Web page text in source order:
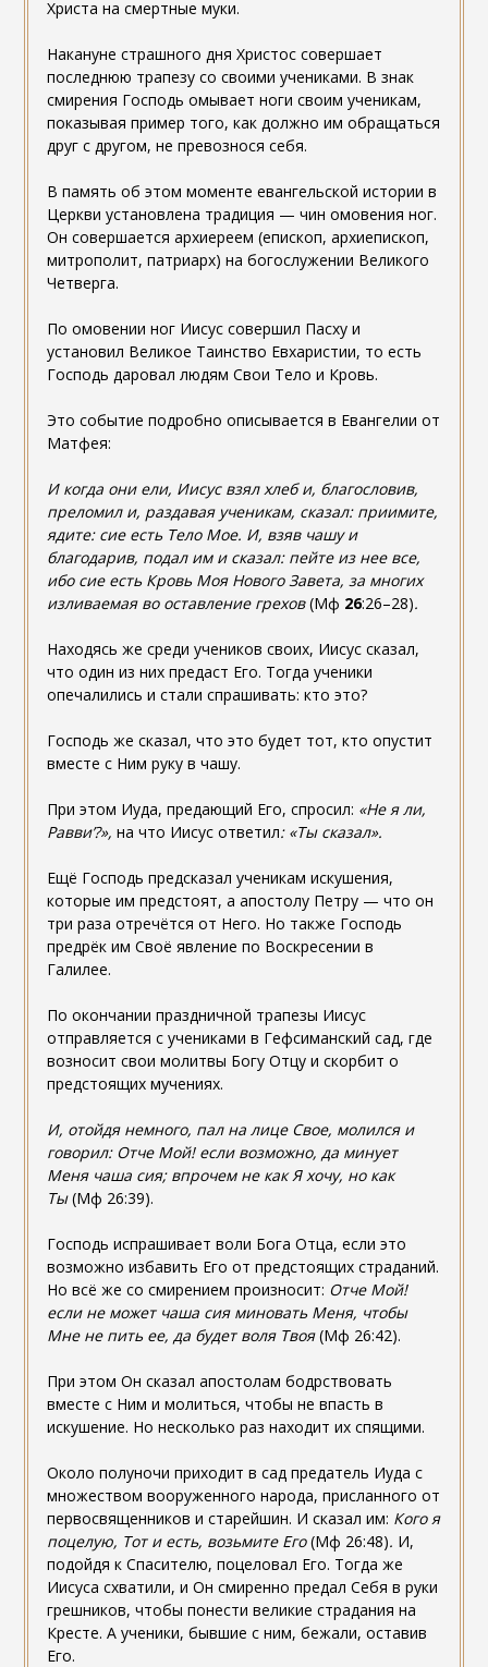
Христа на смертные муки.
Накануне страшного дня Христос совершает
последнюю трапезу со своими учениками. В знак
смирения Господь омывает ноги своим ученикам,
показывая пример того, как должно им обращаться
друг с другом, не превознося себя.
В память об этом моменте евангельской истории в
Церкви установлена традиция — чин омовения ног.
Он совершается архиереем (епископ, архиепископ,
митрополит, патриарх) на богослужении Великого
Четверга.
По омовении ног Иисус совершил Пасху и
установил Великое Таинство Евхаристии, то есть
Господь даровал людям Свои Тело и Кровь.
Это событие подробно описывается в Евангелии от
Матфея:
И когда они ели, Иисус взял хлеб и, благословив,
преломил и, раздавая ученикам, сказал: приимите,
ядите: сие есть Тело Мое. И, взяв чашу и
благодарив, подал им и сказал: пейте из нее все,
ибо сие есть Кровь Моя Нового Завета, за многих
изливаемая во оставление грехов(Мф 26:26–28).
Находясь же среди учеников своих, Иисус сказал,
что один из них предаст Его. Тогда ученики
опечалились и стали спрашивать: кто это?
Господь же сказал, что это будет тот, кто опустит
вместе с Ним руку в чашу.
При этом Иуда, предающий Его, спросил: «Не я ли,
Равви’?», на что Иисус ответил: «Ты сказал».
Ещё Господь предсказал ученикам искушения,
которые им предстоят, а апостолу Петру — что он
три раза отречётся от Него. Но также Господь
предрёк им Своё явление по Воскресении в
Галилее.
По окончании праздничной трапезы Иисус
отправляется с учениками в Гефсиманский сад, где
возносит свои молитвы Богу Отцу и скорбит о
предстоящих мучениях.
И, отойдя немного, пал на лице Свое, молился и
говорил: Отче Мой! если возможно, да минует
Меня чаша сия; впрочем не как Я хочу, но как
Ты(Мф 26:39).
Господь испрашивает воли Бога Отца, если это
возможно избавить Его от предстоящих страданий.
Но всё же со смирением произносит: Отче Мой!
если не может чаша сия миновать Меня, чтобы
Мне не пить ее, да будет воля Твоя(Мф 26:42).
При этом Он сказал апостолам бодрствовать
вместе с Ним и молиться, чтобы не впасть в
искушение. Но несколько раз находит их спящими.
Около полуночи приходит в сад предатель Иуда с
множеством вооруженного народа, присланного от
первосвященников и старейшин. И сказал им: Кого я
поцелую, Тот и есть, возьмите Его(Мф 26:48). И,
подойдя к Спасителю, поцеловал Его. Тогда же
Иисуса схватили, и Он смиренно предал Себя в руки
грешников, чтобы понести великие страдания на
Кресте. А ученики, бывшие с ним, бежали, оставив
Его.